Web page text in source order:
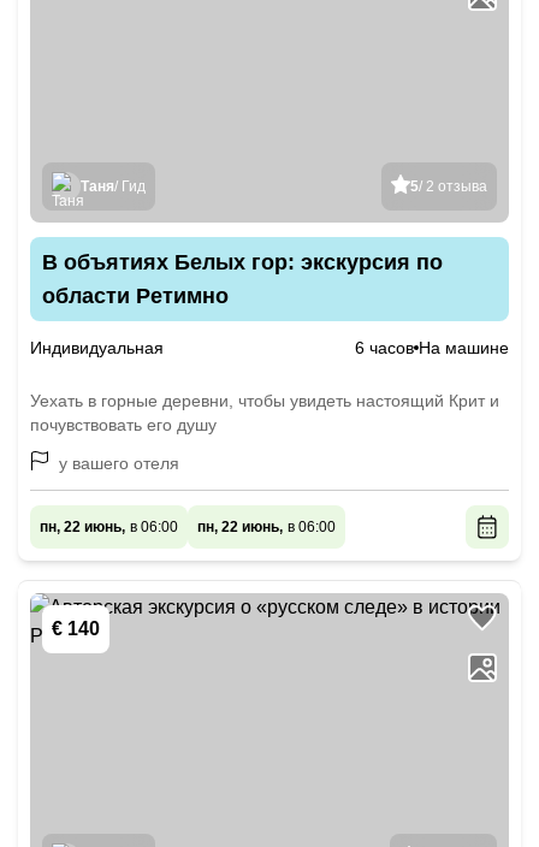
5/ 2 отзыва
Таня/ Гид
В объятиях Белых гор: экскурсия по
области Ретимно
Индивидуальная 6 часов На машине
Уехать в горные деревни, чтобы увидеть настоящий Крит и
почувствовать его душу
у вашего отеля
пн, 22 июнь, в 06:00 пн, 22 июнь, в 06:00
€ 140